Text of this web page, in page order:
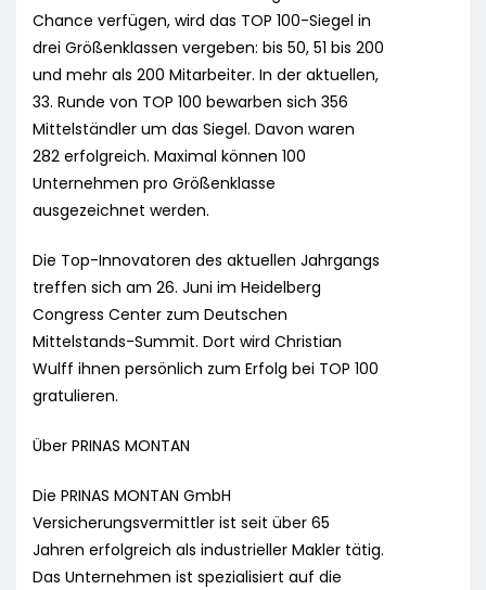
Chance verfügen, wird das TOP 100-Siegel in
drei Größenklassen vergeben: bis 50, 51 bis 200
und mehr als 200 Mitarbeiter. In der aktuellen,
33. Runde von TOP 100 bewarben sich 356
Mittelständler um das Siegel. Davon waren
282 erfolgreich. Maximal können 100
Unternehmen pro Größenklasse
ausgezeichnet werden.
Die Top-Innovatoren des aktuellen Jahrgangs
treffen sich am 26. Juni im Heidelberg
Congress Center zum Deutschen
Mittelstands-Summit. Dort wird Christian
Wulff ihnen persönlich zum Erfolg bei TOP 100
gratulieren.
Über PRINAS MONTAN
Die PRINAS MONTAN GmbH
Versicherungsvermittler ist seit über 65
Jahren erfolgreich als industrieller Makler tätig.
Das Unternehmen ist spezialisiert auf die